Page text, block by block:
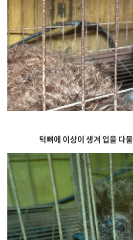
턱뼈에 이상이 생겨 입을 다